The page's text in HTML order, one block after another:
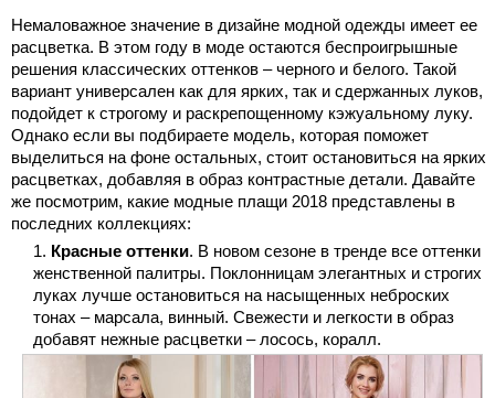
Немаловажное значение в дизайне модной одежды имеет ее
расцветка. В этом году в моде остаются беспроигрышные
решения классических оттенков – черного и белого. Такой
вариант универсален как для ярких, так и сдержанных луков,
подойдет к строгому и раскрепощенному кэжуальному луку.
Однако если вы подбираете модель, которая поможет
выделиться на фоне остальных, стоит остановиться на ярких
расцветках, добавляя в образ контрастные детали. Давайте
же посмотрим, какие модные плащи 2018 представлены в
последних коллекциях:
Красные оттенки. В новом сезоне в тренде все оттенки
женственной палитры. Поклонницам элегантных и строгих
луках лучше остановиться на насыщенных неброских
тонах – марсала, винный. Свежести и легкости в образ
добавят нежные расцветки – лосось, коралл.